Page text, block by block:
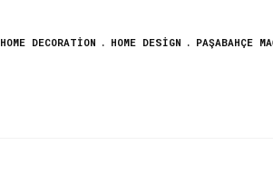
HOME DECORATION HOME DESIGN PAŞABAHÇE